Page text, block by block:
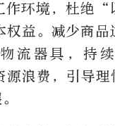
作环境，杜绝
权益。减少商品
流器具，持
浪费，引导理